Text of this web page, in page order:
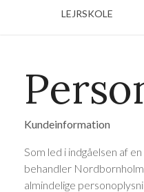
LEJRSKOLE
Kundeinformation
Som led i indgåelsen af
behandler
almindelige